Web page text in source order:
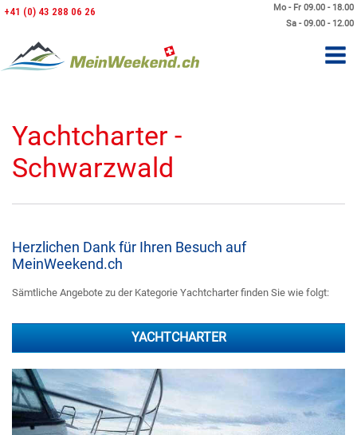
Mo - Fr 09.00 - 18.00
Sa - 09.00 - 12.00
+41 (0) 43 288 06 26
Yachtcharter -
Schwarzwald
Herzlichen Dank für Ihren Besuch auf
MeinWeekend.ch
Sämtliche Angebote zu der Kategorie Yachtcharter finden Sie wie folgt:
YACHTCHARTER